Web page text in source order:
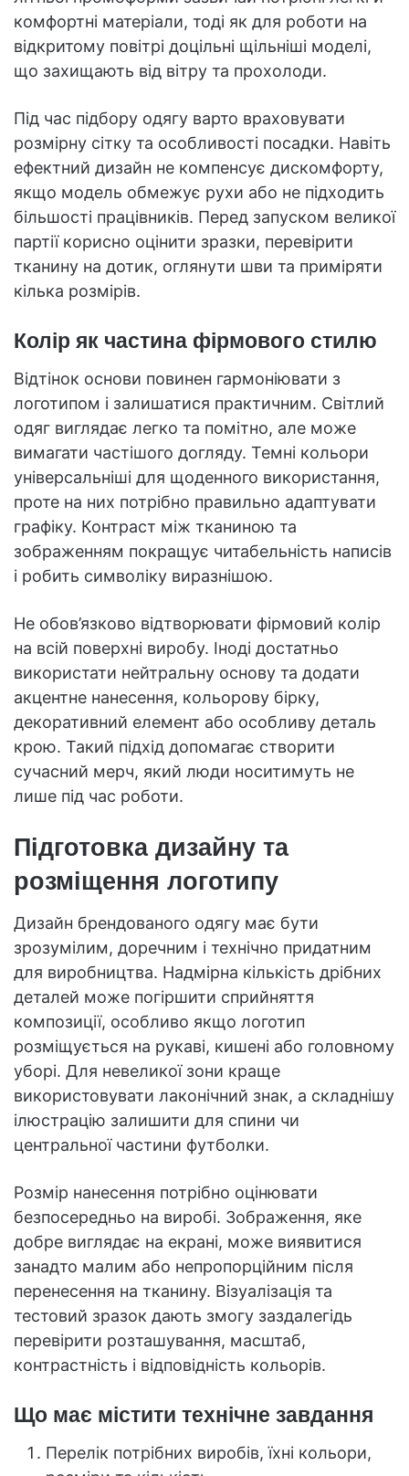
комфортні матеріали, тоді як для роботи на
відкритому повітрі доцільні щільніші моделі,
що захищають від вітру та прохолоди.
Під час підбору одягу варто враховувати
розмірну сітку та особливості посадки. Навіть
ефектний дизайн не компенсує дискомфорту,
якщо модель обмежує рухи або не підходить
більшості працівників. Перед запуском великої
партії корисно оцінити зразки, перевірити
тканину на дотик, оглянути шви та приміряти
кілька розмірів.
Колір як частина фірмового стилю
Відтінок основи повинен гармоніювати з
логотипом і залишатися практичним. Світлий
одяг виглядає легко та помітно, але може
вимагати частішого догляду. Темні кольори
універсальніші для щоденного використання,
проте на них потрібно правильно адаптувати
графіку. Контраст між тканиною та
зображенням покращує читабельність написів
і робить символіку виразнішою.
Не обов’язково відтворювати фірмовий колір
на всій поверхні виробу. Іноді достатньо
використати нейтральну основу та додати
акцентне нанесення, кольорову бірку,
декоративний елемент або особливу деталь
крою. Такий підхід допомагає створити
сучасний мерч, який люди носитимуть не
лише під час роботи.
Підготовка дизайну та
розміщення логотипу
Дизайн брендованого одягу має бути
зрозумілим, доречним і технічно придатним
для виробництва. Надмірна кількість дрібних
деталей може погіршити сприйняття
композиції, особливо якщо логотип
розміщується на рукаві, кишені або головному
уборі. Для невеликої зони краще
використовувати лаконічний знак, а складнішу
ілюстрацію залишити для спини чи
центральної частини футболки.
Розмір нанесення потрібно оцінювати
безпосередньо на виробі. Зображення, яке
добре виглядає на екрані, може виявитися
занадто малим або непропорційним після
перенесення на тканину. Візуалізація та
тестовий зразок дають змогу заздалегідь
перевірити розташування, масштаб,
контрастність і відповідність кольорів.
Що має містити технічне завдання
Перелік потрібних виробів, їхні кольори,